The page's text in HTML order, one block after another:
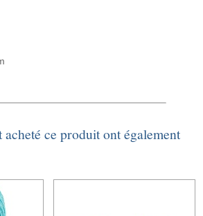
ce produit ont également